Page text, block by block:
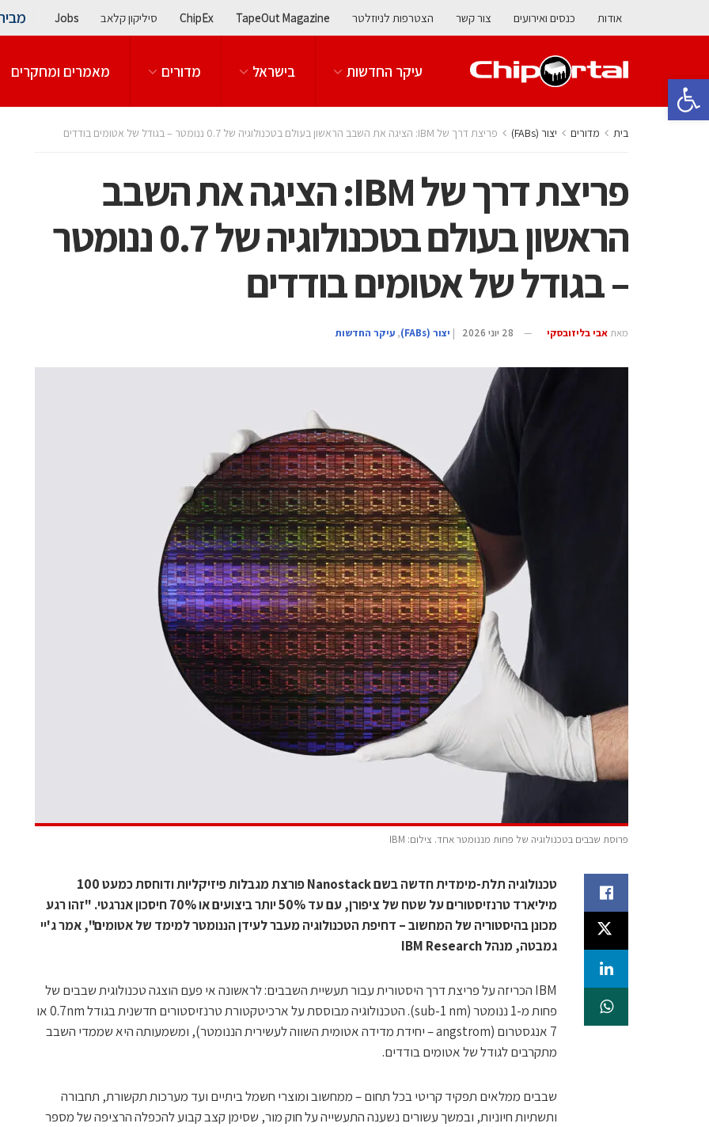
פתח סרגל נגישות
אודות כנסים ואירועים צור קשר הצטרפות לניוזלטר TapeOut Magazine
ChipEx סיליקון קלאב Jobs
עיקר החדשות בישראל מדורים מאמרים ומחקרים
בית מדורים ‫יצור (‪(FABs‬‬ פריצת דרך של IBM: הציגה את השבב הראשון בעולם בטכנולוגיה של 0.7 ננומטר – בגודל של אטומים בודדים
פריצת דרך של IBM: הציגה את השבב
הראשון בעולם בטכנולוגיה של 0.7 ננומטר
– בגודל של אטומים בודדים
מאת אבי בליזובסקי 28 יוני 2026 | ‫יצור (‪(FABs‬‬ , עיקר החדשות
פרוסת שבבים בטכנולוגיה של פחות מננומטר אחד. צילום: IBM
טכנולוגיה תלת-מימדית חדשה בשם Nanostack פורצת מגבלות פיזיקליות ודוחסת כמעט 100
מיליארד טרנזיסטורים על שטח של ציפורן, עם עד 50% יותר ביצועים או 70% חיסכון אנרגטי. "זהו רגע
מכונן בהיסטוריה של המחשוב – דחיפת הטכנולוגיה מעבר לעידן הננומטר למימד של אטומים", אמר ג'יי
גמבטה, מנהל IBM Research
IBM הכריזה על פריצת דרך היסטורית עבור תעשיית השבבים: לראשונה אי פעם הוצגה טכנולוגית שבבים של
פחות מ-1 ננומטר (sub-1 nm). הטכנולוגיה מבוססת על ארכיטקטורת טרנזיסטורים חדשנית בגודל 0.7nm או
7 אנגסטרום (angstrom – יחידת מדידה אטומית השווה לעשירית הננומטר), ומשמעותה היא שממדי השבב
מתקרבים לגודל של אטומים בודדים.
שבבים ממלאים תפקיד קריטי בכל תחום – ממחשוב ומוצרי חשמל ביתיים ועד מערכות תקשורת, תחבורה
ותשתיות חיוניות, ובמשך עשורים נשענה התעשייה על חוק מור, שסימן קצב קבוע להכפלה הרציפה של מספר